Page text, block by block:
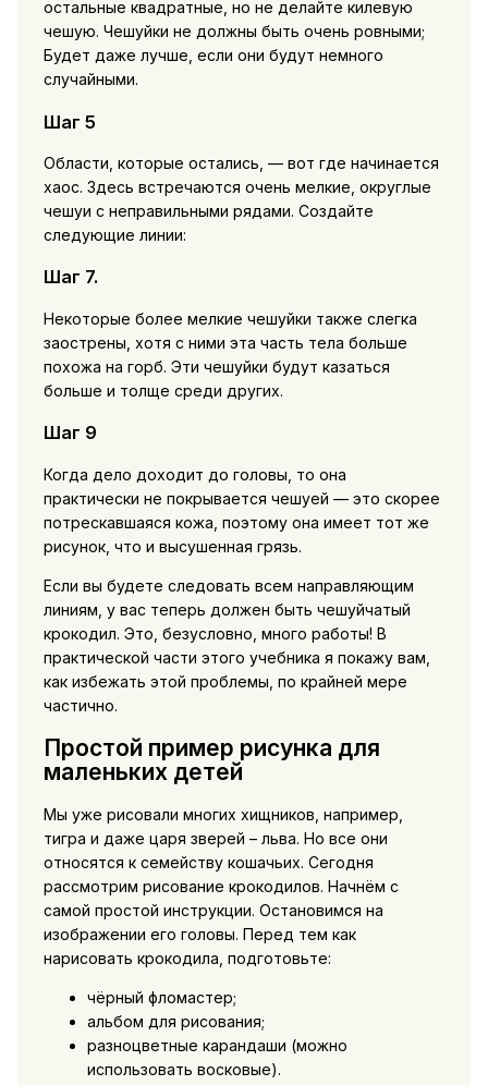
остальные квадратные, но не делайте килевую
чешую. Чешуйки не должны быть очень ровными;
Будет даже лучше, если они будут немного
случайными.
Шаг 5
Области, которые остались, — вот где начинается
хаос. Здесь встречаются очень мелкие, округлые
чешуи с неправильными рядами. Создайте
следующие линии:
Шаг 7.
Некоторые более мелкие чешуйки также слегка
заострены, хотя с ними эта часть тела больше
похожа на горб. Эти чешуйки будут казаться
больше и толще среди других.
Шаг 9
Когда дело доходит до головы, то она
практически не покрывается чешуей — это скорее
потрескавшаяся кожа, поэтому она имеет тот же
рисунок, что и высушенная грязь.
Если вы будете следовать всем направляющим
линиям, у вас теперь должен быть чешуйчатый
крокодил. Это, безусловно, много работы! В
практической части этого учебника я покажу вам,
как избежать этой проблемы, по крайней мере
частично.
Простой пример рисунка для
маленьких детей
Мы уже рисовали многих хищников, например,
тигра и даже царя зверей – льва. Но все они
относятся к семейству кошачьих. Сегодня
рассмотрим рисование крокодилов. Начнём с
самой простой инструкции. Остановимся на
изображении его головы. Перед тем как
нарисовать крокодила, подготовьте:
чёрный фломастер;
альбом для рисования;
разноцветные карандаши (можно
использовать восковые).